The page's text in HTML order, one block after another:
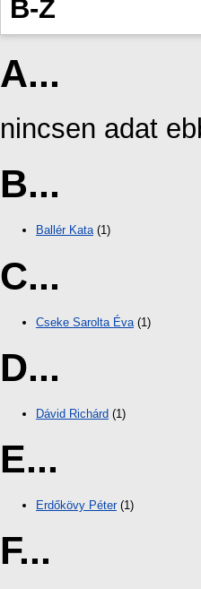
B-Z
A...
nincsen adat
B...
Ballér Kata(1)
C...
Cseke Sarolta Éva (1)
D...
Dávid Richárd (1)
E...
Erdőkövy Péter(1)
F...